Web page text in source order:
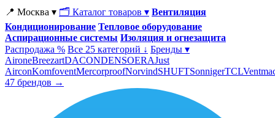
📍 Москва ▾ 🗂 Каталог товаров ▾ Вентиляция
Кондиционирование Тепловое оборудование
Аспирационные системы Изоляция и огнезащита
Распродажа % Все 25 категорий ↓ Бренды ▾
AironeBreezartDACONDENSOERAJust
AirconKomfoventMercorproofNorvindSHUFTSonnigerTCL
47 брендов →